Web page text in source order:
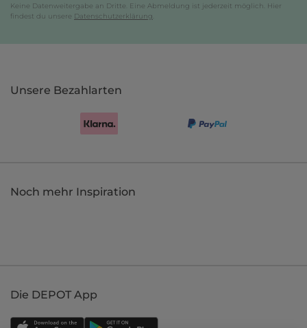
Keine Datenweitergabe an Dritte. Eine Abmeldung ist jederzeit möglich. Hier
findest du unsere Datenschutzerklärung
Unsere Bezahlarten
Noch mehr Inspiration
Die DEPOT App